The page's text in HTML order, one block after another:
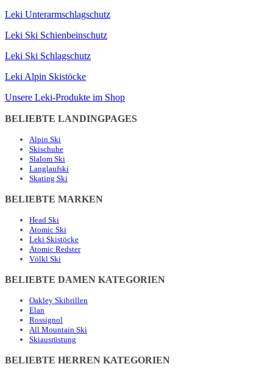
Leki Unterarmschlagschutz
Leki Ski Schienbeinschutz
Leki Ski Schlagschutz
Leki Alpin Skistöcke
Unsere Leki-Produkte im Shop
BELIEBTE LANDINGPAGES
Alpin Ski
Skischuhe
Slalom Ski
Langlaufski
Skating Ski
BELIEBTE MARKEN
Head Ski
Atomic Ski
Leki Skistöcke
Atomic Redster
Völkl Ski
BELIEBTE DAMEN KATEGORIEN
Oakley Skibrillen
Elan
Rossignol
All Mountain Ski
Skiausrüstung
BELIEBTE HERREN KATEGORIEN